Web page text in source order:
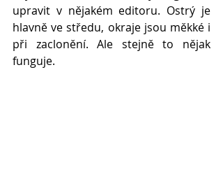
upravit v nějakém editoru. Ostrý je
hlavně ve středu, okraje jsou měkké i
při zaclonění. Ale stejně to nějak
funguje.